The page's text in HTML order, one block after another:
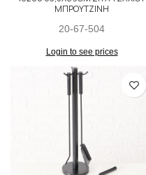
ΜΠΡΟΥΤΖΙΝΗ
20-67-504
Login to see prices